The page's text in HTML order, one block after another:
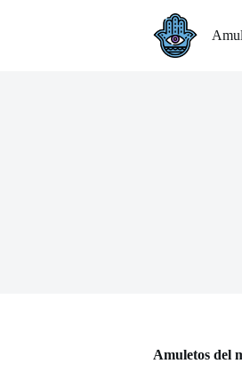
Amuletos del